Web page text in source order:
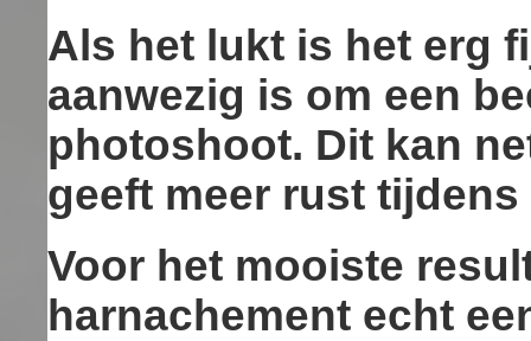
Als het lukt is het erg
aanwezig is om een
photoshoot. Dit kan
geeft meer rust
Voor het mooiste
harnachement echt